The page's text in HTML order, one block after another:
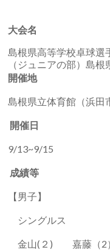
大会名
島根県高等学校卓球選
（ジュニアの部）島根
開催地
島根県立体育館（浜田
開催日
9/13~9/15
成績等
【男子】
シングルス
金山(２) 嘉藤（2